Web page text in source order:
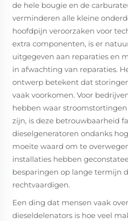
de hele bougie en de
verminderen alle kleine
hoofdpijn veroorzaken voor
extra componenten, is er
uitgegeven aan reparaties en
in afwachting van reparaties.
ontwerp betekent dat
vaak voorkomen. Voor
hebben waar
zijn, is deze betrouwbaarheid
dieselgeneratoren ondanks
moeite waard om te
installaties hebben
besparingen op lange termijn
rechtvaardigen.
Een ding dat mensen vaak
dieseldelenators is hoe veel